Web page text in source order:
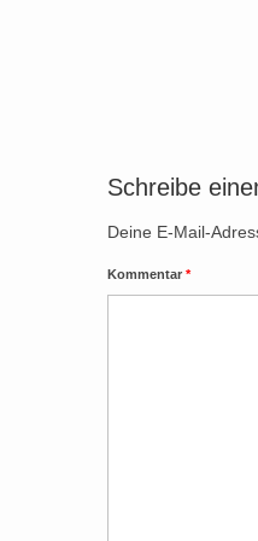
Schreibe
Deine E-Mail-
Kommentar *